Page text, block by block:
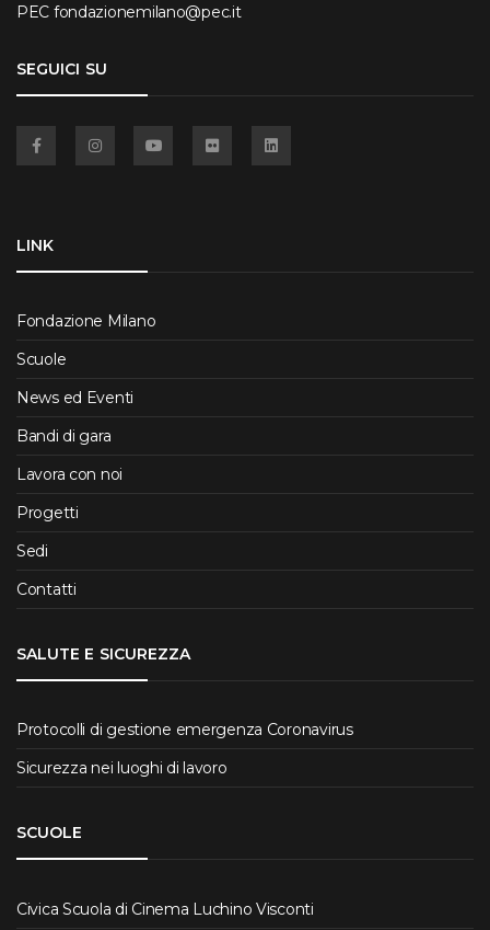
PEC fondazionemilano@pec.it
SEGUICI SU
LINK
Fondazione Milano
Scuole
News ed Eventi
Bandi di gara
Lavora con noi
Progetti
Sedi
Contatti
SALUTE E SICUREZZA
Protocolli di gestione emergenza Coronavirus
Sicurezza nei luoghi di lavoro
SCUOLE
Civica Scuola di Cinema Luchino Visconti